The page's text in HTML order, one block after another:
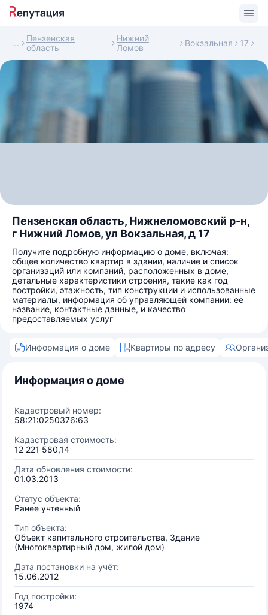
Пензенская
область
Нижний
Ломов
Вокзальная 17
Пензенская область, Нижнеломовский р-н,
г Нижний Ломов, ул Вокзальная, д 17
Получите подробную информацию о доме, включая:
общее количество квартир в здании, наличие и список
организаций или компаний, расположенных в доме,
детальные характеристики строения, такие как год
постройки, этажность, тип конструкции и использованные
материалы, информация об управляющей компании: её
название, контактные данные, и качество
предоставляемых услуг
Информация о доме Квартиры по адресу
Информация о доме
Кадастровый номер:
58:21:0250376:63
Кадастровая стоимость:
12 221 580,14
Дата обновления стоимости:
01.03.2013
Статус объекта:
Ранее учтенный
Тип объекта:
Объект капитального строительства, Здание
(Многоквартирный дом, жилой дом)
Дата постановки на учёт:
15.06.2012
Год постройки:
1974